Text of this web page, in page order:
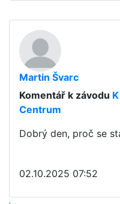
Martin Švarc
Komentář k závodu
Centrum
Dobrý den, proč se
02.10.2025 07:52